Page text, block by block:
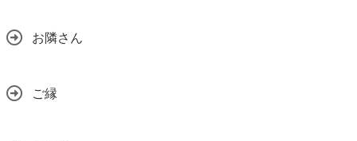
お隣さん
ご縁